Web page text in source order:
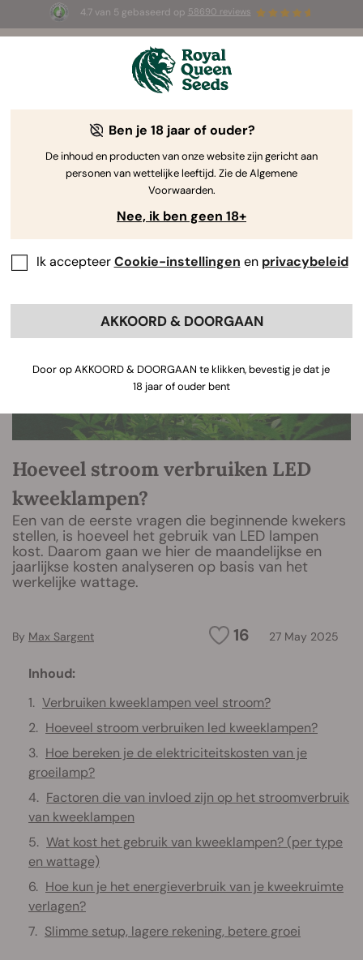
4.7 van 5 gebaseerd op 58690 reviews
☀️ Summer Sales: tot wel 50% korting
op geselecteerde producten! ⏤
The RQS Blog
Cannabis Lifestyle Blogs
Hoeveel stroom verbruiken LED
kweeklampen?
Een van de eerste vragen die beginnende kwekers
stellen, is hoeveel het gebruik van LED lampen
kost. Daarom gaan we hier de maandelijkse en
jaarlijkse kosten analyseren op basis van het
werkelijke wattage.
16 27 May 2025
By Max Sargent
Inhoud:
Verbruiken kweeklampen veel stroom?
Hoeveel stroom verbruiken led kweeklampen?
Hoe bereken je de elektriciteitskosten van je
groeilamp?
Factoren die van invloed zijn op het stroomverbruik
van kweeklampen
Wat kost het gebruik van kweeklampen? (per type
en wattage)
Hoe kun je het energieverbruik van je kweekruimte
verlagen?
Slimme setup, lagere rekening, betere groei
Ben je 18 jaar of ouder?
De inhoud en producten van onze website zijn gericht aan
personen van wettelijke leeftijd. Zie de Algemene
Voorwaarden.
Nee, ik ben geen 18+
Ik accepteerCookie-instellingen en privacybeleid
AKKOORD & DOORGAAN
Door op AKKOORD & DOORGAAN te klikken, bevestig je dat je
18 jaar of ouder bent